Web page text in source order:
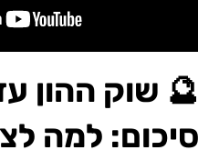
🔮 שוק ההון
סיכום: למה